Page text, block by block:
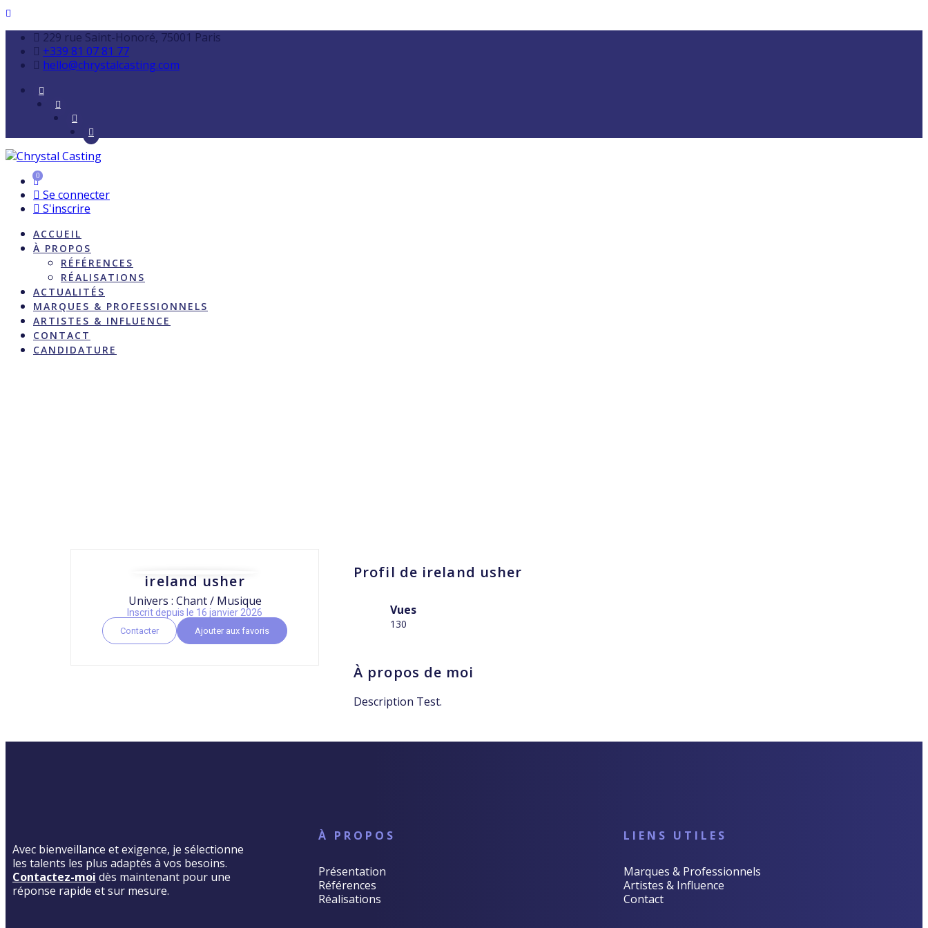
229 rue Saint-Honoré, 75001 Paris
+339 81 07 81 77
hello@chrystalcasting.com
0
Se connecter
S'inscrire
ACCUEIL
À PROPOS
RÉFÉRENCES
RÉALISATIONS
ACTUALITÉS
MARQUES & PROFESSIONNELS
ARTISTES & INFLUENCE
CONTACT
CANDIDATURE
ireland usher
Univers : Chant / Musique
Inscrit depuis le 16 janvier 2026
Contacter Ajouter aux favoris
Profil de ireland usher
Vues
130
À propos de moi
Description Test.
Avec bienveillance et exigence, je sélectionne
les talents les plus adaptés à vos besoins.
Contactez-moi dès maintenant pour une
réponse rapide et sur mesure.
À PROPOS
Présentation
Références
Réalisations
LIENS UTILES
Marques & Professionnels
Artistes & Influence
Contact